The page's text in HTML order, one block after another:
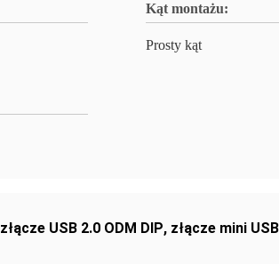
Kąt montażu:
Prosty kąt
złącze USB 2.0 ODM DIP, złącze mini